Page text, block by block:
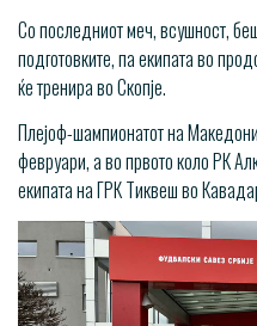
Со последниот меч, всушност,
подготовките, па екипата во
ќе тренира во Скопје.
Плејоф-шампионатот на
февруари, а во првото коло РК
екипата на ГРК Тиквеш во